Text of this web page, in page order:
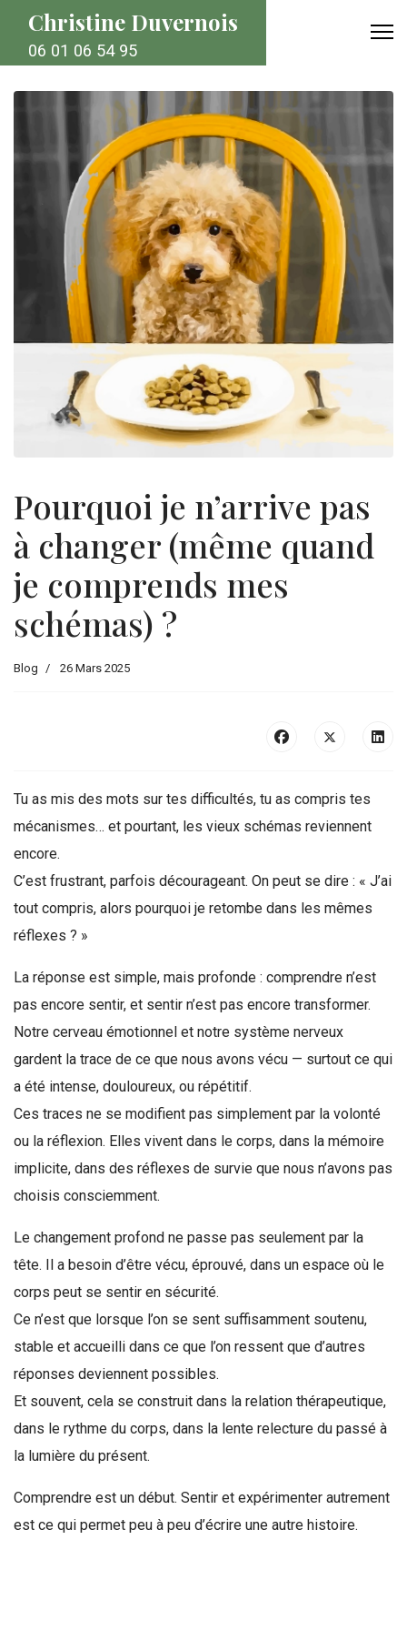
Christine Duvernois
06 01 06 54 95
Pourquoi je n’arrive pas
à changer (même quand
je comprends mes
schémas) ?
Blog 26 Mars 2025
Tu as mis des mots sur tes difficultés, tu as compris tes
mécanismes… et pourtant, les vieux schémas reviennent
encore.
C’est frustrant, parfois décourageant. On peut se dire : « J’ai
tout compris, alors pourquoi je retombe dans les mêmes
réflexes ? »
La réponse est simple, mais profonde : comprendre n’est
pas encore sentir, et sentir n’est pas encore transformer.
Notre cerveau émotionnel et notre système nerveux
gardent la trace de ce que nous avons vécu — surtout ce qui
a été intense, douloureux, ou répétitif.
Ces traces ne se modifient pas simplement par la volonté
ou la réflexion. Elles vivent dans le corps, dans la mémoire
implicite, dans des réflexes de survie que nous n’avons pas
choisis consciemment.
Le changement profond ne passe pas seulement par la
tête. Il a besoin d’être vécu, éprouvé, dans un espace où le
corps peut se sentir en sécurité.
Ce n’est que lorsque l’on se sent suffisamment soutenu,
stable et accueilli dans ce que l’on ressent que d’autres
réponses deviennent possibles.
Et souvent, cela se construit dans la relation thérapeutique,
dans le rythme du corps, dans la lente relecture du passé à
la lumière du présent.
Comprendre est un début. Sentir et expérimenter autrement
est ce qui permet peu à peu d’écrire une autre histoire.